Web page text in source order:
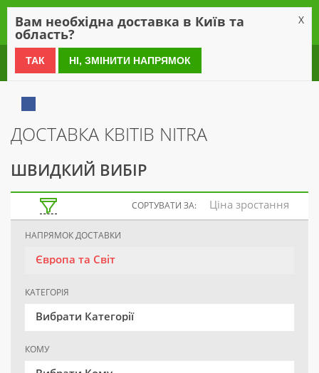
0 800 21 54 55
ДОСТАВКА КВІТІВ NITRA
ШВИДКИЙ ВИБІР
СОРТУВАТИ ЗА: Ціна зростання
НАПРЯМОК ДОСТАВКИ
Європа та Світ
КАТЕГОРІЯ
Вибрати Категорії
КОМУ
Вам необхідна доставка в Київ та
область?
X
ТАК НІ, ЗМІНИТИ НАПРЯМОК